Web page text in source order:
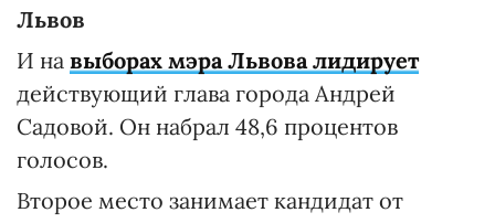
Львов
И на выборах мэра Львова лидирует
действующий глава города Андрей
Садовой. Он набрал 48,6 процентов
голосов.
Второе место занимает кандидат от